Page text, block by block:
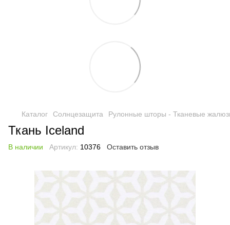
Каталог Солнцезащита Рулонные шторы - Тканевые
Ткань Iceland
В наличии Артикул: 10376 Оставить отзыв